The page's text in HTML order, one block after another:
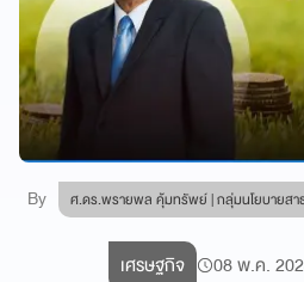
By ศ.ดร.พรายพล คุ้มทรัพย์ | กลุ่มนโยบายสา
เศรษฐกิจ 08 พ.ค.